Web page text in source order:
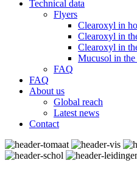
Technical data
Flyers
Clearoxyl in
Clearoxyl in
Clearoxyl in
Mucusol in
FAQ
FAQ
About us
Global reach
Latest news
Contact